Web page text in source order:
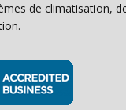
de climatisation,